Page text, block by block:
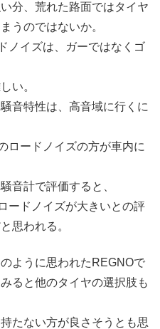
分、荒れた路面ではタイヤ
うのではないか。
ノイズは、ガーではなくゴ
い。
音特性は、高音域に行くに
ロードノイズの方が車内に
音計で評価すると、
ードノイズが大きいとの評
思われる。
ように思われたREGNOで
ると他のタイヤの選択肢も
たない方が良さそうとも思